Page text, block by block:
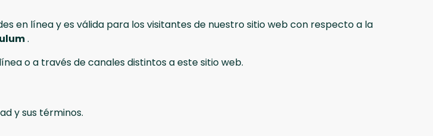
en línea y es válida para los visitantes de nuestro sitio web con respecto a la
.
o a través de canales distintos a este sitio web.
y sus términos.